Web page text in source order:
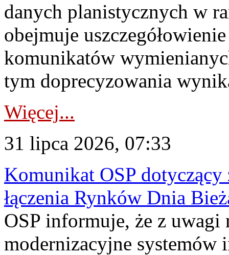
danych planistycznych w
obejmuje
komunikatów
tym doprecyzowania
Więcej...
31 lipca 2026, 07:33
Komunikat OSP dotyczący
łączenia Rynków Dnia
OSP informuje, że z uwagi
modernizacyjne